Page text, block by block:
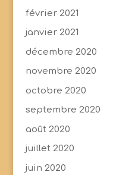
février 2021
janvier 2021
décembre 2020
novembre 2020
octobre 2020
septembre 2020
août 2020
juillet 2020
juin 2020